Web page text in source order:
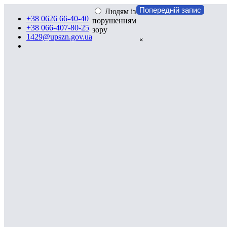
+38 0626 66-40-40
+38 066-407-80-25
1429@upszn.gov.ua
Людям із
порушенням
зору
Попередній запис
×